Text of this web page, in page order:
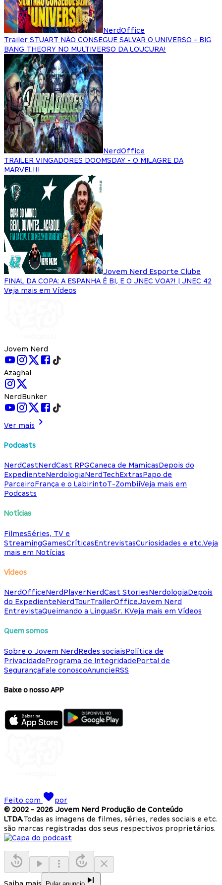
NerdOffice
Trailer STUART NÃO CONSEGUE SALVAR O UNIVERSO - BIG
BANG THEORY NO MULTIVERSO DA LOUCURA!
NerdOffice
TRAILER VINGADORES DOOMSDAY - O MILAGRE DA
MARVEL!!!
Jovem Nerd Esporte Clube
FINAL DA COPA: A ESPANHA É BI, E O JNEC VOA?! | JNEC 42
Veja mais em Vídeos
Jovem Nerd
Azaghal
NerdBunker
Ver mais
Podcasts
NerdCastNerdCast RPGCaneca de MamicasDepois do
ExpedienteNerdologiaNerdTechExtrasPapo de
ParceiroFrança e o LabirintoT-ZombiiVeja mais em
Podcasts
Notícias
FilmesSéries, TV e
StreamingGamesCríticasEntrevistasCuriosidades e etc.Veja
mais em Notícias
Vídeos
NerdOfficeNerdPlayerNerdCast StoriesNerdologiaDepois
do ExpedienteNerdTourTrailerOfficeJovem Nerd
EntrevistaQueimando a LínguaSr. KVeja mais em Vídeos
Quem somos
Sobre o Jovem NerdRedes sociaisPolítica de
PrivacidadePrograma de IntegridadePortal de
SegurançaFale conoscoAnuncieRSS
Baixe o nosso APP
Feito com
por
© 2002 - 2026 Jovem Nerd Produção de Conteúdo
LTDA.Todas as imagens de filmes, séries, redes sociais e etc.
são marcas registradas dos seus respectivos proprietários.